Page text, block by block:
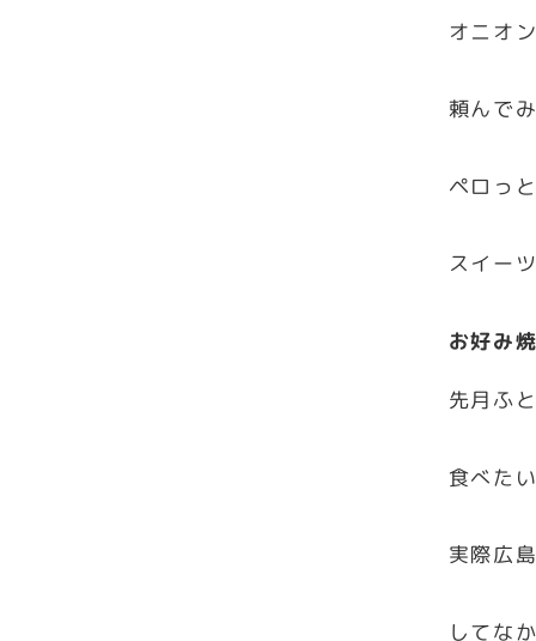
オニオ
頼んで
ペロっ
スイー
お好み
先月ふ
食べた
実際広
してな